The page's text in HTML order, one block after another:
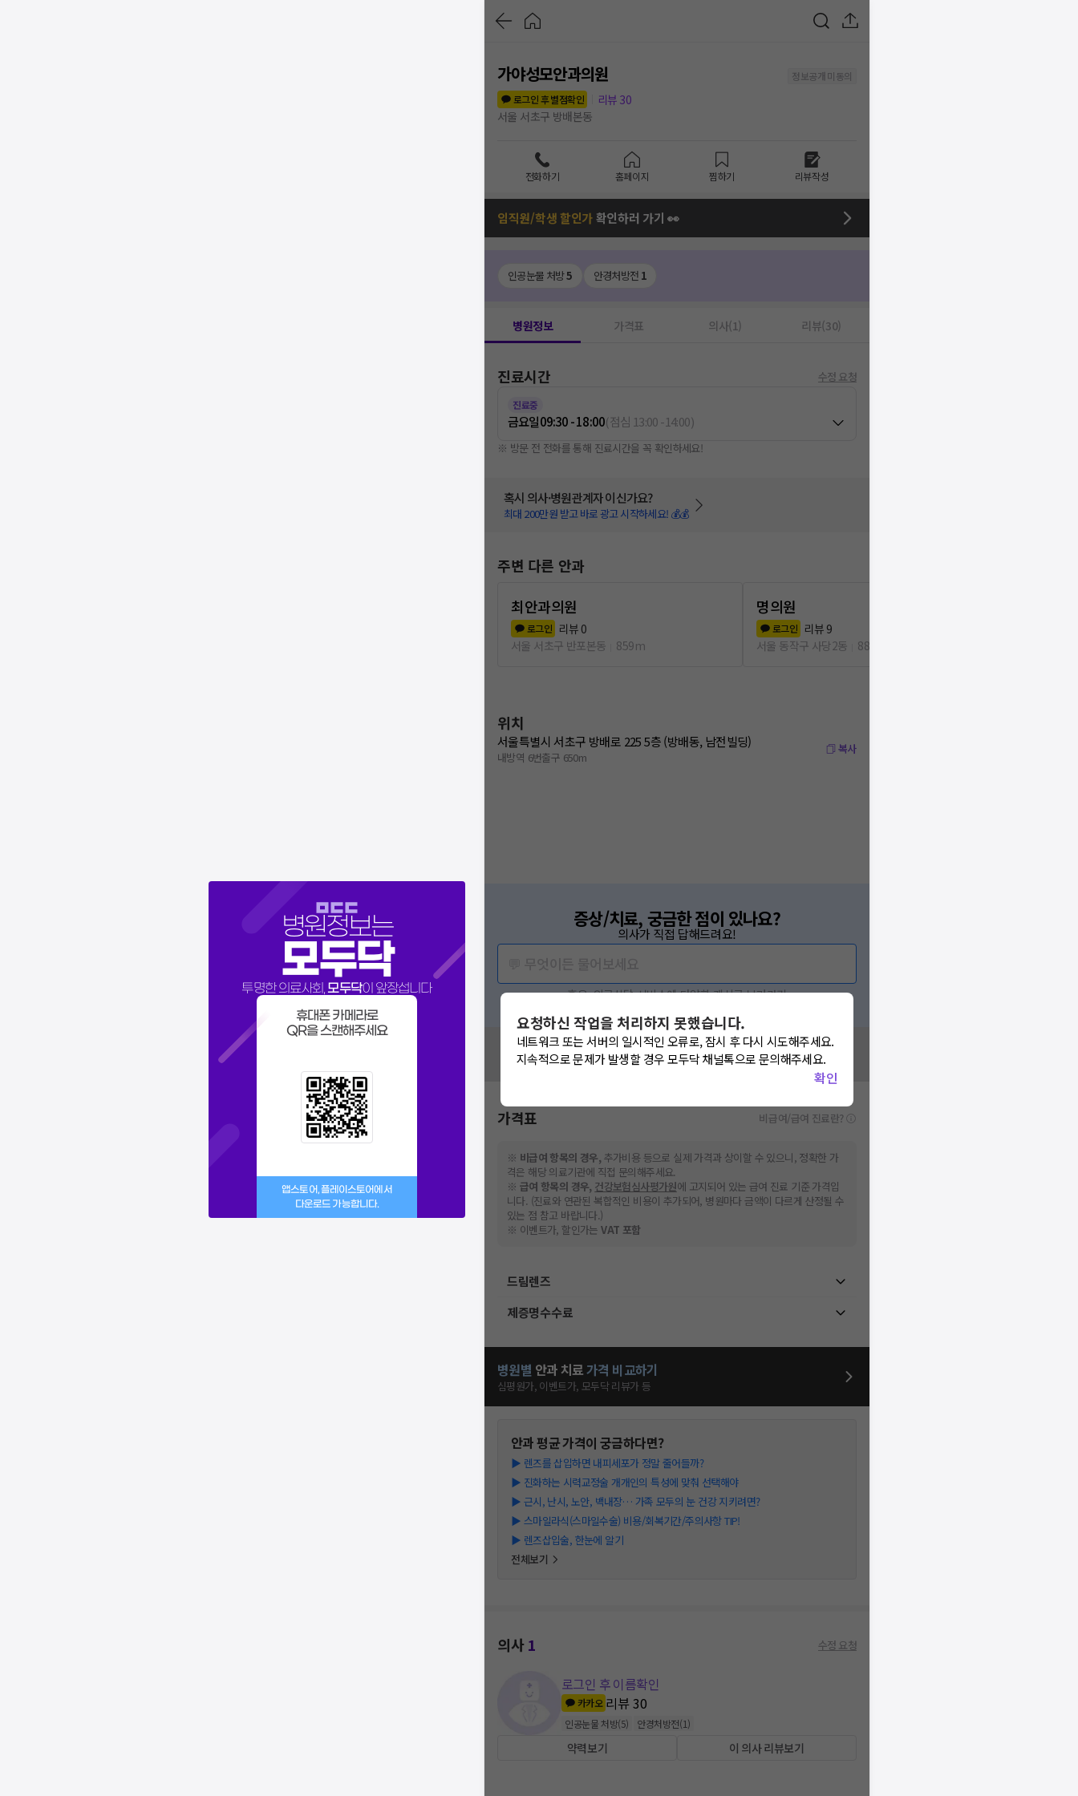
병원정보는
모두닥
투명한 의료사회,모두닥이 앞장섭니다
휴대폰 카메라로
QR을 스캔해주세요
앱스토어, 플레이스토어에서
다운로드 가능합니다.
가야성모안과의원
정보공개 미동의
로그인 후 별점확인
리뷰 30
서울 서초구 방배본동
전화하기 홈페이지 찜하기 리뷰작성
임직원/학생 할인가확인하러 가기 👀
인공눈물 처방5 안경처방전 1
병원정보 가격표 의사(1) 리뷰(30)
진료시간 수정 요청
진료중
금요일09:30 - 18:00(점심 13:00-14:00)
※ 방문 전 전화를 통해 진료시간을 꼭 확인하세요!
혹시 의사·병원관계자 이신가요?
최대 200만원 받고 바로 광고 시작하세요! 💰💰
주변 다른 안과
최안과의원
로그인 리뷰 0
서울 서초구 반포본동
859m
명의원
로그인 리뷰 9
서울 동작구 사당2동
881m
위치
서울특별시 서초구 방배로 225 5층 (방배동, 남전빌딩)
내방역 6번출구 650m
복사
증상/치료, 궁금한 점이 있나요?
의사가 직접 답해드려요!
혹은, 의료상담 서비스에 다양한 게시글 보러가기
혹시 잘못된 병원정보가 있나요?
모두닥 팀에 알려주세요!
가격표 비급여/급여 진료란?
※ 비급여 항목의 경우, 추가비용 등으로 실제 가격과 상이할 수 있으니, 정확한 가
격은 해당 의료기관에 직접 문의해주세요.
※ 급여 항목의 경우, 건강보험심사평가원에 고지되어 있는 급여 진료 기준 가격입
니다. (진료와 연관된 복합적인 비용이 추가되어, 병원마다 금액이 다르게 산정될 수
있는 점 참고 바랍니다.)
※ 이벤트가, 할인가는VAT 포함
드림렌즈
제증명수수료
병원별 안과 치료가격 비교하기
심평원가, 이벤트가, 모두닥 리뷰가 등
안과평균 가격이 궁금하다면?
▶ 렌즈를 삽입하면 내피세포가 정말 줄어들까?
▶ 진화하는 시력교정술 개개인의 특성에 맞춰 선택해야
▶ 근시, 난시, 노안, 백내장… 가족 모두의 눈 건강 지키려면?
▶ 스마일라식(스마일수술) 비용/회복기간/주의사항 TIP!
▶ 렌즈삽입술, 한눈에 알기
전체보기
의사1 수정 요청
로그인 후 이름확인
카카오 리뷰30
인공눈물 처방(5) 안경처방전(1)
약력보기 이 의사 리뷰보기
요청하신 작업을 처리하지 못했습니다.
네트워크 또는 서버의 일시적인 오류로, 잠시 후 다시 시도해주세요.
지속적으로 문제가 발생할 경우 모두닥 채널톡으로 문의해주세요.
확인